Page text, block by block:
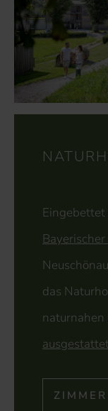
Eingebettet
das
naturnahen